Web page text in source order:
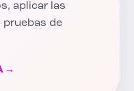
aplicar las
de
→